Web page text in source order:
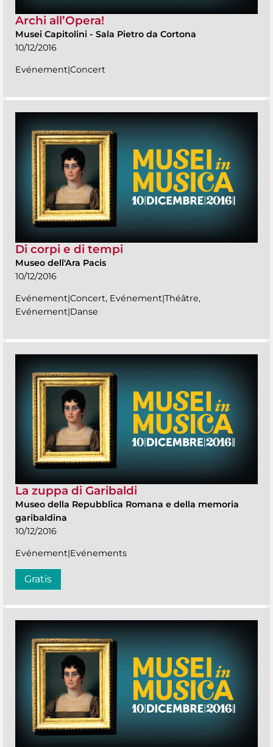
Archi all’Opera!
Musei Capitolini - Sala Pietro da Cortona
10/12/2016
Evénement|Concert
Di corpi e di tempi
Museo dell'Ara Pacis
10/12/2016
Evénement|Concert, Evénement|Théâtre,
Evénement|Danse
La zuppa di Garibaldi
Museo della Repubblica Romana e della memoria
garibaldina
10/12/2016
Evénement|Evénements
Gratis